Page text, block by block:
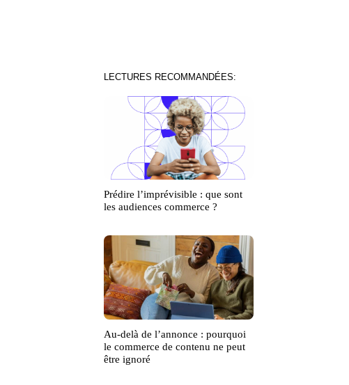
LECTURES RECOMMANDÉES:
Prédire l’imprévisible : que sont
les audiences commerce ?
Au-delà de l’annonce : pourquoi
le commerce de contenu ne peut
être ignoré